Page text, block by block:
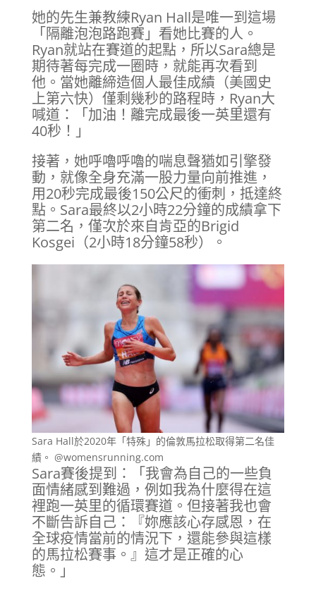
她的先生兼教練Ryan Hall是唯一到這場
「隔離泡泡路跑賽」看她比賽的人。
Ryan就站在賽道的起點，所以Sara總是
期待著每完成一圈時，就能再次看到
他。當她離締造個人最佳成績（美國史
上第六快）僅剩幾秒的路程時，Ryan大
喊道：「加油！離完成最後一英里還有
40秒！」
接著，她呼嚕呼嚕的喘息聲猶如引擎發
動，就像全身充滿一股力量向前推進，
用20秒完成最後150公尺的衝刺，抵達終
點。Sara最終以2小時22分鐘的成績拿下
第二名，僅次於來自肯亞的Brigid
Kosgei（2小時18分鐘58秒）。
Sara Hall於2020年「特殊」的倫敦馬拉松取得第二名佳
績。 @womensrunning.com
Sara賽後提到：「我會為自己的一些負
面情緒感到難過，例如我為什麼得在這
裡跑一英里的循環賽道。但接著我也會
不斷告訴自己：『妳應該心存感恩，在
全球疫情當前的情況下，還能參與這樣
的馬拉松賽事。』這才是正確的心
態。」